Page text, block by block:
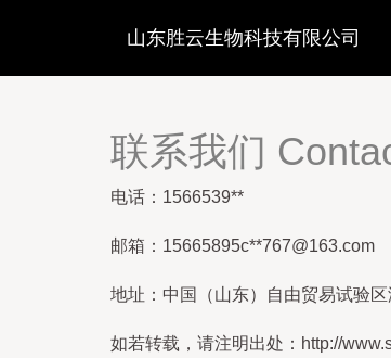
山东胜云生物科技有限公司
联系我们
电话：1566539**
邮箱：15665895c**767@163.com
地址：中国（山东）自由贸易试验
如若转载，请注明出处：http://